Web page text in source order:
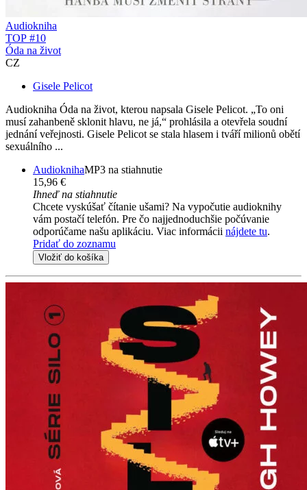
Audiokniha
TOP #10
Óda na život
CZ
Gisele Pelicot
Audiokniha Óda na život, kterou napsala Gisele Pelicot. „To oni
musí zahanbeně sklonit hlavu, ne já,“ prohlásila a otevřela soudní
jednání veřejnosti. Gisele Pelicot se stala hlasem i tváří milionů obětí
sexuálního ...
AudioknihaMP3 na stiahnutie
15,96 €
Ihneď na stiahnutie
Chcete vyskúšať čítanie ušami? Na vypočutie audioknihy
vám postačí telefón. Pre čo najjednoduchšie počúvanie
odporúčame našu aplikáciu. Viac informácii nájdete tu.
Pridať do zoznamu
Vložiť do košíka